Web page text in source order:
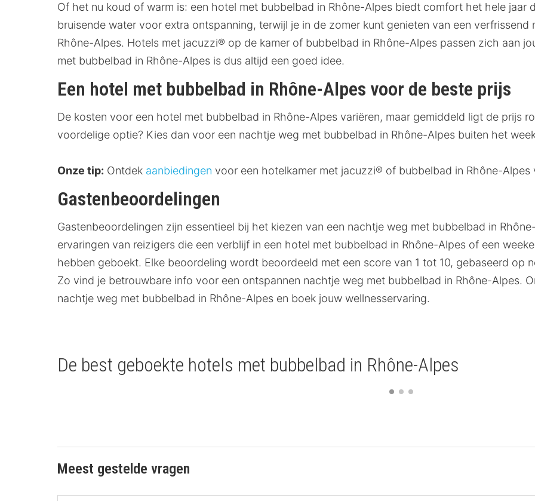
Of het nu koud of warm is: een hotel met bubbelbad in Rhône-Alpes biedt comfort het hele jaar
bruisende water voor extra ontspanning, terwijl je in de zomer kunt genieten van een
Rhône-Alpes. Hotels met jacuzzi® op de kamer of bubbelbad in Rhône-Alpes passen zich aan
met bubbelbad in Rhône-Alpes is dus altijd een goed idee.
Een hotel met bubbelbad in Rhône-Alpes voor de beste prijs
De kosten voor een hotel met bubbelbad in Rhône-Alpes variëren, maar gemiddeld ligt de prijs
voordelige optie? Kies dan voor een nachtje weg met bubbelbad in Rhône-Alpes buiten het
Onze tip: Ontdek aanbiedingen voor een hotelkamer met jacuzzi® of bubbelbad in Rhône-
Gastenbeoordelingen
Gastenbeoordelingen zijn essentieel bij het kiezen van een nachtje weg met bubbelbad in
ervaringen van reizigers die een verblijf in een hotel met bubbelbad in Rhône-Alpes of een
hebben geboekt. Elke beoordeling wordt beoordeeld met een score van 1 tot 10, gebaseerd op
Zo vind je betrouwbare info voor een ontspannen nachtje weg met bubbelbad in Rhône-Alpes.
nachtje weg met bubbelbad in Rhône-Alpes en boek jouw wellnesservaring.
De best geboekte hotels met bubbelbad in Rhône-Alpes
Meest gestelde vragen